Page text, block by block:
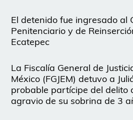
El detenido fue ingresado al
Penitenciario y de
Ecatepec
La Fiscalía General de
México (FGJEM) detuvo a
probable partícipe del delito
agravio de su sobrina de 3